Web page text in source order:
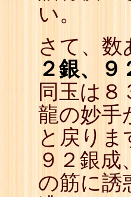
い。
さて、数
２銀、９
同玉は
龍の妙手
と戻りま
９２銀
の筋に誘